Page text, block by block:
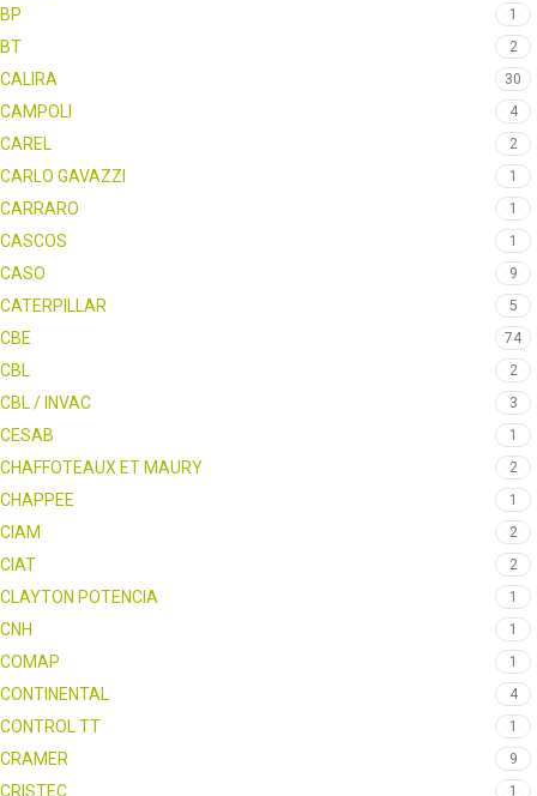
BP 1
BT 2
CALIRA 30
CAMPOLI 4
CAREL 2
CARLO GAVAZZI 1
CARRARO 1
CASCOS 1
CASO 9
CATERPILLAR 5
CBE 74
CBL 2
CBL / INVAC 3
CESAB 1
CHAFFOTEAUX ET MAURY 2
CHAPPEE 1
CIAM 2
CIAT 2
CLAYTON POTENCIA 1
CNH 1
COMAP 1
CONTINENTAL 4
CONTROL TT 1
CRAMER 9
CRISTEC 1